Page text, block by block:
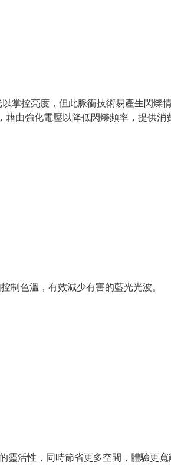
掌控亮度，但此脈衝技術易產生閃爍
由強化電壓以降低閃爍頻率，提供消
制色溫，有效減少有害的藍光光波。
靈活性，同時節省更多空間，體驗更